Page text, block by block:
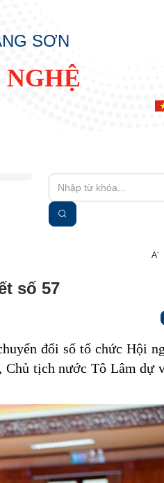
SƠN
NGHỆ
A-
số 57
đổi số tổ chức Hội
tịch nước Tô Lâm dự